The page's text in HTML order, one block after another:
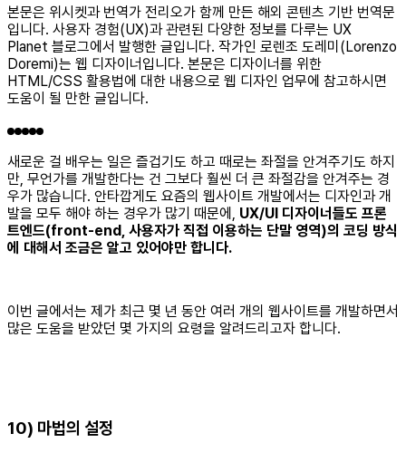
본문은 위시켓과 번역가 전리오가 함께 만든 해외 콘텐츠 기반 번역문
입니다. 사용자 경험(UX)과 관련된 다양한 정보를 다루는 UX
Planet 블로그에서 발행한 글입니다. 작가인 로렌조 도레미(Lorenzo
Doremi)는 웹 디자이너입니다. 본문은 디자이너를 위한
HTML/CSS 활용법에 대한 내용으로 웹 디자인 업무에 참고하시면
도움이 될 만한 글입니다.
새로운 걸 배우는 일은 즐겁기도 하고 때로는 좌절을 안겨주기도 하지
만, 무언가를 개발한다는 건 그보다 훨씬 더 큰 좌절감을 안겨주는 경
우가 많습니다. 안타깝게도 요즘의 웹사이트 개발에서는 디자인과 개
발을 모두 해야 하는 경우가 많기 때문에, UX/UI 디자이너들도 프론
트엔드(front-end, 사용자가 직접 이용하는 단말 영역)의 코딩 방식
에 대해서 조금은 알고 있어야만 합니다.
이번 글에서는 제가 최근 몇 년 동안 여러 개의 웹사이트를 개발하면서
많은 도움을 받았던 몇 가지의 요령을 알려드리고자 합니다.
10) 마법의 설정